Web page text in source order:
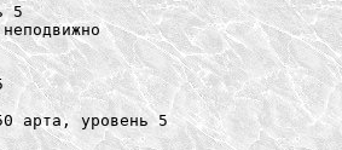
5
арта, уровень 5